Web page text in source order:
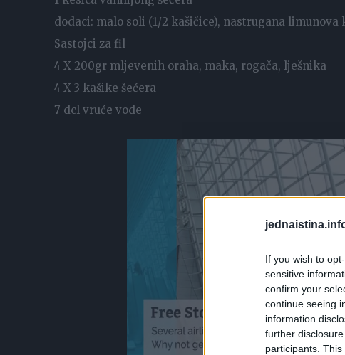
If you wish to
sensitive
confirm your
continue seeing
information
further
participants.
dodaci: malo soli (1/2 kašičice), nastrugana limunova
Sastojci za fil
4 X 200gr mljevenih oraha, maka, rogača, lješnika
4 X 3 kašike šećera
7 dcl vruće vode